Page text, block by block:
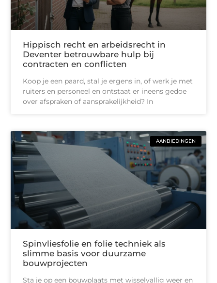
Hippisch recht en arbeidsrecht in
Deventer betrouwbare hulp bij
contracten en conflicten
Koop je een paard, stal je ergens in, of werk je met
ruiters en personeel en ontstaat er ineens gedoe
over afspraken of aansprakelijkheid? In
AANBIEDINGEN
Spinvliesfolie en folie techniek als
slimme basis voor duurzame
bouwprojecten
Sta je op een bouwplaats met wisselvallig weer en